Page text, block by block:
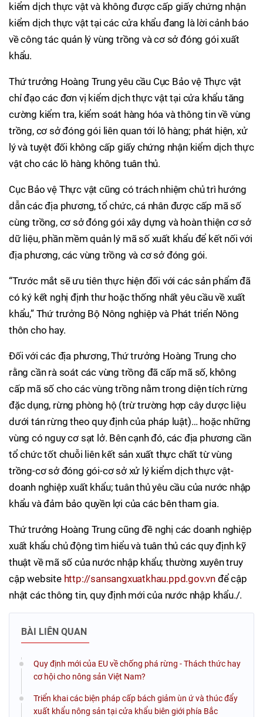
kiểm dịch thực vật và không được cấp giấy chứng nhận
kiểm dịch thực vật tại các cửa khẩu đang là lời cảnh báo
về công tác quản lý vùng trồng và cơ sở đóng gói xuất
khẩu.
Thứ trưởng Hoàng Trung yêu cầu Cục Bảo vệ Thực vật
chỉ đạo các đơn vị kiểm dịch thực vật tại cửa khẩu tăng
cường kiểm tra, kiểm soát hàng hóa và thông tin về vùng
trồng, cơ sở đóng gói liên quan tới lô hàng; phát hiện, xử
lý và tuyệt đối không cấp giấy chứng nhận kiểm dịch thực
vật cho các lô hàng không tuân thủ.
Cục Bảo vệ Thực vật cũng có trách nhiệm chủ trì hướng
dẫn các địa phương, tổ chức, cá nhân được cấp mã số
cùng trồng, cơ sở đóng gói xây dựng và hoàn thiện cơ sở
dữ liệu, phần mềm quản lý mã số xuất khẩu để kết nối với
địa phương, các vùng trồng và cơ sở đóng gói.
“Trước mắt sẽ ưu tiên thực hiện đối với các sản phẩm đã
có ký kết nghị định thư hoặc thống nhất yêu cầu về xuất
khẩu,” Thứ trưởng Bộ Nông nghiệp và Phát triển Nông
thôn cho hay.
Đối với các địa phương, Thứ trưởng Hoàng Trung cho
rằng cần rà soát các vùng trồng đã cấp mã số, không
cấp mã số cho các vùng trồng nằm trong diện tích rừng
đặc dụng, rừng phòng hộ (trừ trường hợp cây dược liệu
dưới tán rừng theo quy định của pháp luật)… hoặc những
vùng có nguy cơ sạt lở. Bên cạnh đó, các địa phương cần
tổ chức tốt chuỗi liên kết sản xuất thực chất từ vùng
trồng-cơ sở đóng gói-cơ sở xử lý kiểm dịch thực vật-
doanh nghiệp xuất khẩu; tuân thủ yêu cầu của nước nhập
khẩu và đảm bảo quyền lợi của các bên tham gia.
Thứ trưởng Hoàng Trung cũng đề nghị các doanh nghiệp
xuất khẩu chủ động tìm hiểu và tuân thủ các quy định kỹ
thuật về mã số của nước nhập khẩu; thường xuyên truy
cập website http://sansangxuatkhau.ppd.gov.vn để cập
nhật các thông tin, quy định mới của nước nhập khẩu./.
BÀI LIÊN QUAN
Quy định mới của EU về chống phá rừng - Thách thức hay
cơ hội cho nông sản Việt Nam?
Triển khai các biện pháp cấp bách giảm ùn ứ và thúc đẩy
xuất khẩu nông sản tại cửa khẩu biên giới phía Bắc